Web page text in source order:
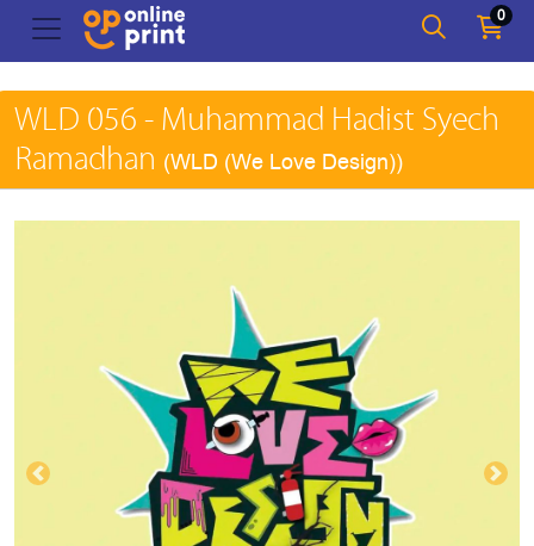
0
WLD 056 - Muhammad Hadist Syech
Ramadhan (WLD (We Love Design))